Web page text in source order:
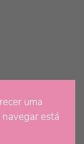
uma
está
| Todos